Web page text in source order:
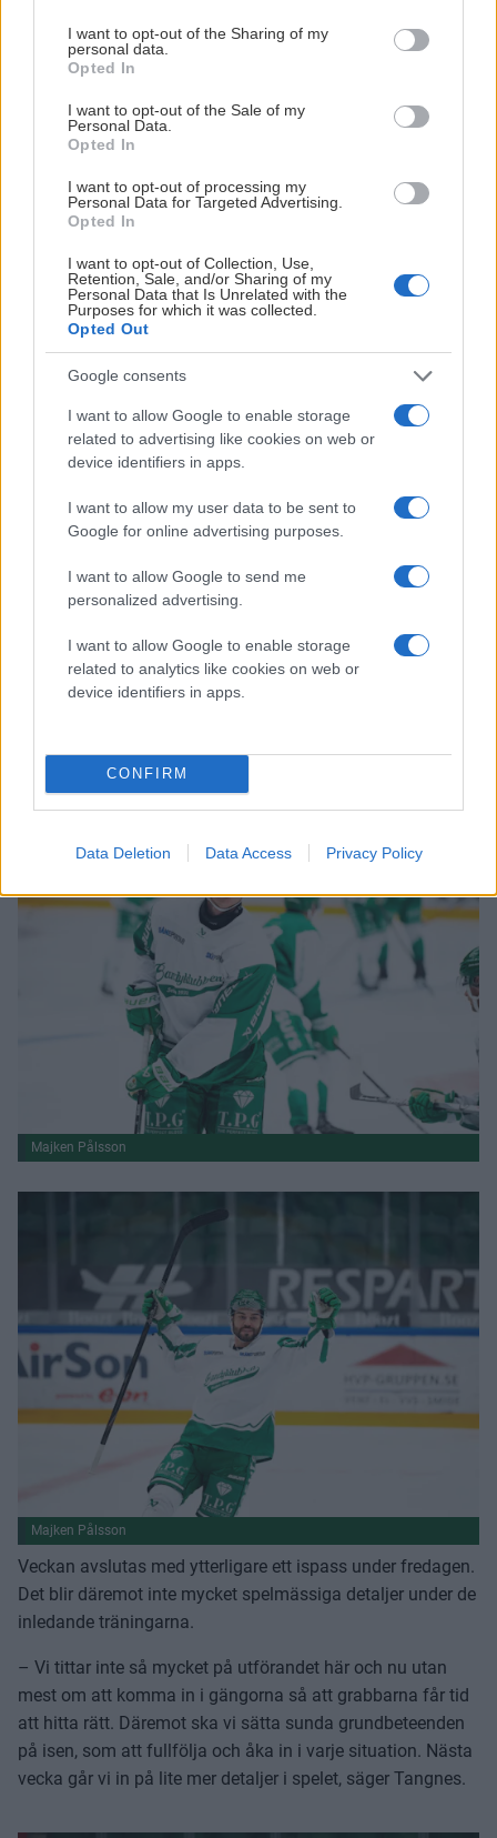
not limited to your visit or usage behaviour. You may click to
grant or deny consent to Google and its third-party tags to
use your data for below specified purposes in below Google
consent section.
I want to opt-out of the Sharing of my
personal data.
Opted In
I want to opt-out of the Sale of my
Personal Data.
Opted In
I want to opt-out of processing my
Personal Data for Targeted Advertising.
Opted In
I want to opt-out of Collection, Use,
Retention, Sale, and/or Sharing of my
Personal Data that Is Unrelated with the
Purposes for which it was collected.
Opted Out
Google consents
I want to allow Google to enable storage
related to advertising like cookies on web or
device identifiers in apps.
I want to allow my user data to be sent to
Google for online advertising purposes.
I want to allow Google to send me
personalized advertising.
I want to allow Google to enable storage
related to analytics like cookies on web or
device identifiers in apps.
CONFIRM
Data Deletion Data Access Privacy Policy
FÖRSÄSONG 2026 - ”KOMMA IN I GÄNGORNA”
Publicerad:2026-08-06
första gemensamma ispasset i årets försäsong.
Därefter väntade den årliga lagfotograferingen.
Efter tre dagars fystester går Rögles försäsong nu in i
nästa fas. Under torsdagen ledde Dan Tangnes det första
gemensamma ispasset och den skarpa visselpipan hördes
återigen i Catena Arena.
Majken Pålsson
Majken Pålsson
Veckan avslutas med ytterligare ett ispass under fredagen.
Det blir däremot inte mycket spelmässiga detaljer under de
inledande träningarna.
– Vi tittar inte så mycket på utförandet här och nu utan
mest om att komma in i gängorna så att grabbarna får tid
att hitta rätt. Däremot ska vi sätta sunda grundbeteenden
på isen, som att fullfölja och åka in i varje situation. Nästa
vecka går vi in på lite mer detaljer i spelet, säger Tangnes.